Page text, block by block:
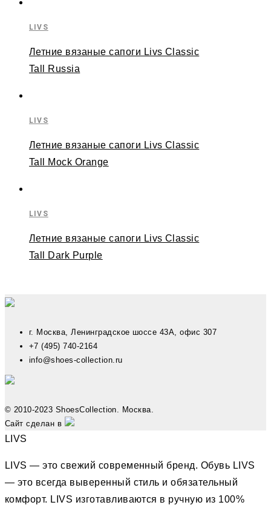
LIVS
Летние вязаные сапоги Livs Classic
Tall Russia
LIVS
Летние вязаные сапоги Livs Classic
Tall Mock Orange
LIVS
Летние вязаные сапоги Livs Classic
Tall Dark Purple
г. Москва, Ленинградское шоссе 43А, офис 307
+7 (495) 740-2164
info@shoes-collection.ru
© 2010-2023 ShoesCollection. Москва.
Сайт сделан в
LIVS
LIVS — это свежий современный бренд. Обувь LIVS
— это всегда выверенный стиль и обязательный
комфорт. LIVS изготавливаются в ручную из 100%